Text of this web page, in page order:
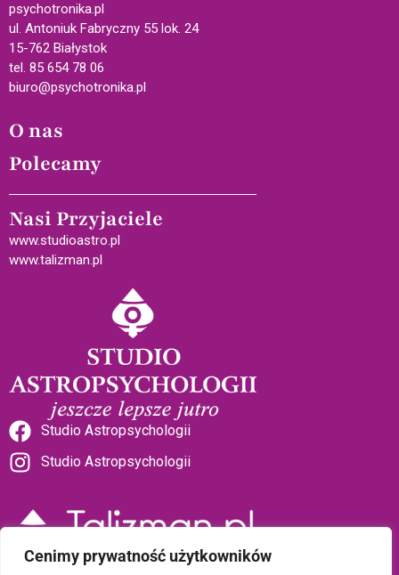
Cenimy prywatność użytkowników
psychotronika.pl
ul. Antoniuk Fabryczny 55 lok. 24
15-762 Białystok
tel. 85 654 78 06
biuro@psychotronika.pl
O nas
Polecamy
Nasi Przyjaciele
www.studioastro.pl
www.talizman.pl
Studio Astropsychologii
Studio Astropsychologii